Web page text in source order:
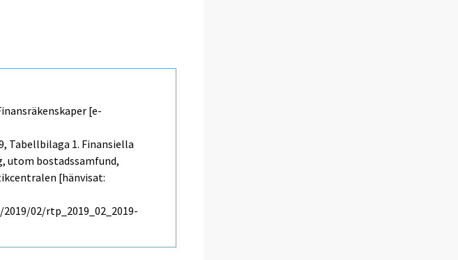
[e-
Tabellbilaga 1. Finansiella
utom bostadssamfund,
[hänvisat:
02/rtp_2019_02_2019-